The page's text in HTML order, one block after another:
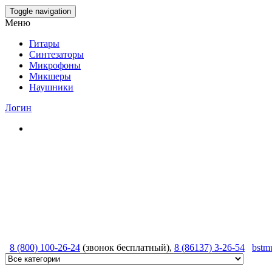
Skip
to
content
Toggle navigation
Меню
Гитары
Синтезаторы
Микрофоны
Микшеры
Наушники
Логин
8 (800) 100-26-24 (звонок бесплатный), 8 (86137) 3-26-54